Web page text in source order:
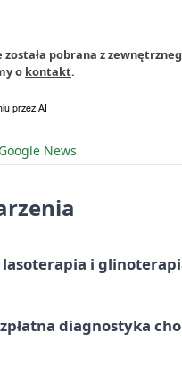
pobrana z
o kontakt.
Google News
i
diagnostyka